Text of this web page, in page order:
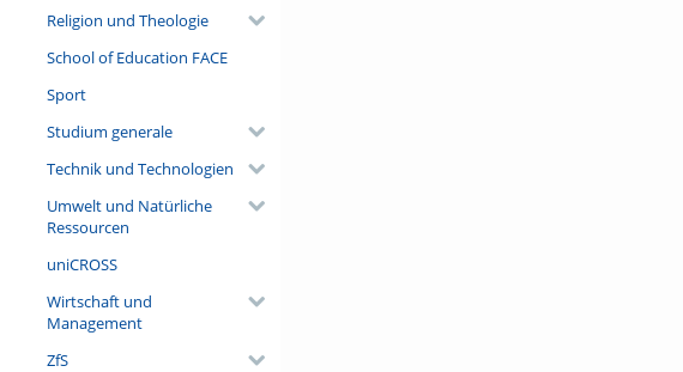
Religion und Theologie
School of Education FACE
Sport
Studium generale
Technik und Technologien
Umwelt und Natürliche
Ressourcen
uniCROSS
Wirtschaft und
Management
ZfS